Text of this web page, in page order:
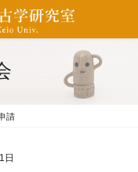
請
日